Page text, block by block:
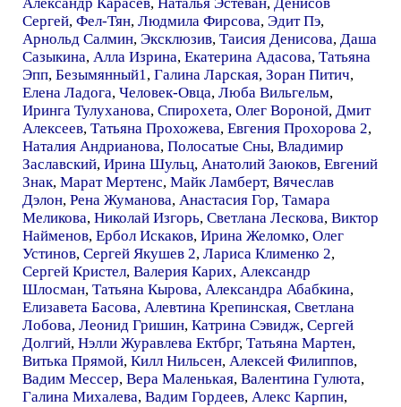
Сергей, Фел-Тян, Людмила Фирсова, Эдит Пэ,
Арнольд Салмин, Эксклюзив, Таисия Денисова, Даша
Сазыкина, Алла Изрина, Екатерина Адасова, Татьяна
Эпп, Безымянный1, Галина Ларская, Зоран Питич,
Елена Ладога, Человек-Овца, Люба Вильгельм,
Иринга Тулуханова, Спирохета, Олег Вороной, Дмит
Алексеев, Татьяна Прохожева, Евгения Прохорова 2,
Наталия Андрианова, Полосатые Сны, Владимир
Заславский, Ирина Шульц, Анатолий Заюков, Евгений
Знак, Марат Мертенс, Майк Ламберт, Вячеслав
Дэлон, Рена Жуманова, Анастасия Гор, Тамара
Меликова, Николай Изгорь, Светлана Лескова, Виктор
Найменов, Ербол Искаков, Ирина Желомко, Олег
Устинов, Сергей Якушев 2, Лариса Клименко 2,
Сергей Кристел, Валерия Карих, Александр
Шлосман, Татьяна Кырова, Александра Абабкина,
Елизавета Басова, Алевтина Крепинская, Светлана
Лобова, Леонид Гришин, Катрина Сэвидж, Сергей
Долгий, Нэлли Журавлева Ектбрг, Татьяна Мартен,
Витька Прямой, Килл Нильсен, Алексей Филиппов,
Вадим Мессер, Вера Маленькая, Валентина Гулюта,
Галина Михалева, Вадим Гордеев, Алекс Карпин,